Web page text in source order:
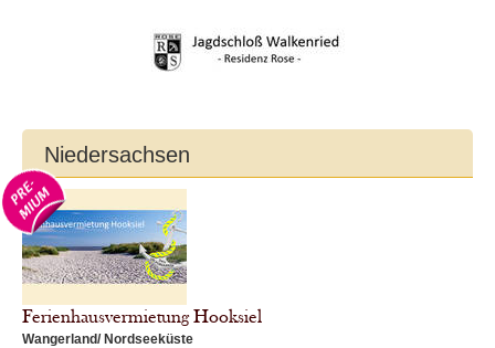
Niedersachsen
Ferienhausvermietung Hooksiel
Wangerland/ Nordseeküste